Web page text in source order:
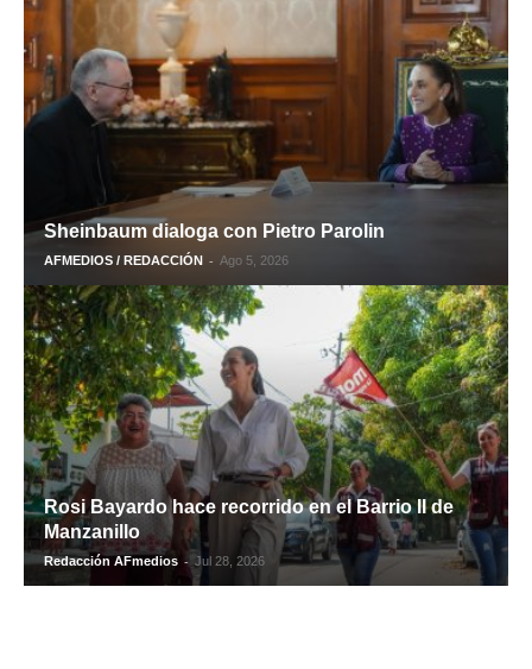
Sheinbaum dialoga con Pietro Parolin
AFMEDIOS / REDACCIÓN - Ago 5, 2026
Rosi Bayardo hace recorrido en el Barrio II de
Manzanillo
Redacción AFmedios - Jul 28, 2026